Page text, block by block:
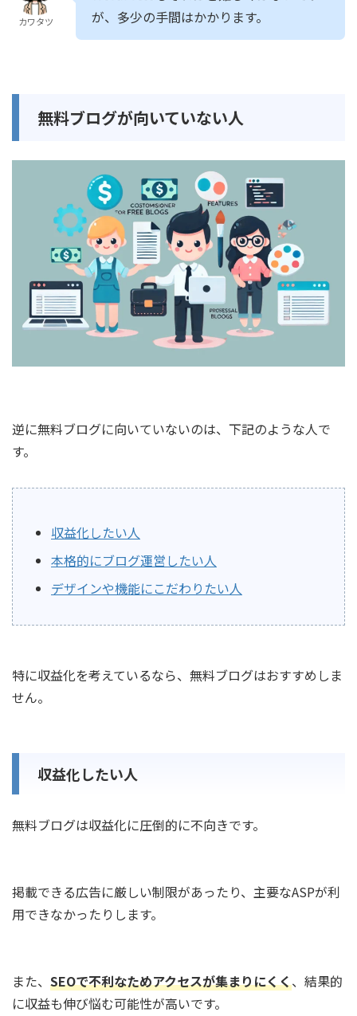
カワタツ
が、多少の手間はかかります。
無料ブログが向いていない人
逆に無料ブログに向いていないのは、下記のような人で
す。
収益化したい人
本格的にブログ運営したい人
デザインや機能にこだわりたい人
特に収益化を考えているなら、無料ブログはおすすめしま
せん。
収益化したい人
無料ブログは収益化に圧倒的に不向きです。
掲載できる広告に厳しい制限があったり、主要なASPが利
用できなかったりします。
また、 SEOで不利なためアクセスが集まりにくく、結果的
に収益も伸び悩む可能性が高いです。